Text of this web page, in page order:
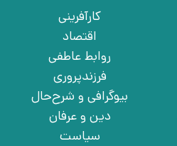
کارآفرینی
اقتصاد
روابط عاطفی
فرزندپروری
بیوگرافی و شرح‌حال
دین و عرفان
سیاست